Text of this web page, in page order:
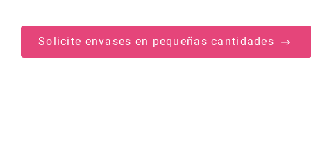
Solicite envases en pequeñas cantidades